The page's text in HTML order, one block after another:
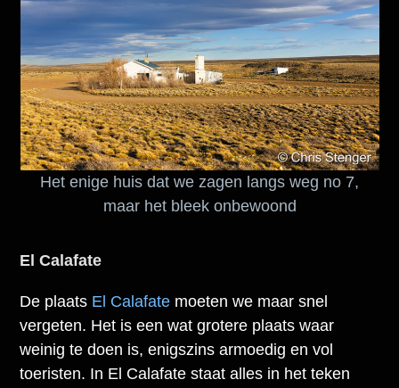
Het enige huis dat we zagen langs weg no 7,
maar het bleek onbewoond
El Calafate
De plaats El Calafate moeten we maar snel
vergeten. Het is een wat grotere plaats waar
weinig te doen is, enigszins armoedig en vol
toeristen. In El Calafate staat alles in het teken